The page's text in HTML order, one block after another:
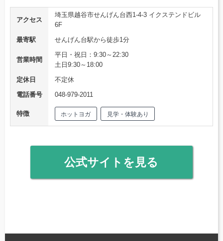
アクセス
埼玉県越谷市せんげん台西1-4-3 イクステンドビル
6F
最寄駅
せんげん台駅から徒歩1分
営業時間
平日・祝日：9:30～22:30
土日9:30～18:00
定休日
不定休
電話番号
048-979-2011
特徴 ホットヨガ 見学・体験あり
公式サイトを見る